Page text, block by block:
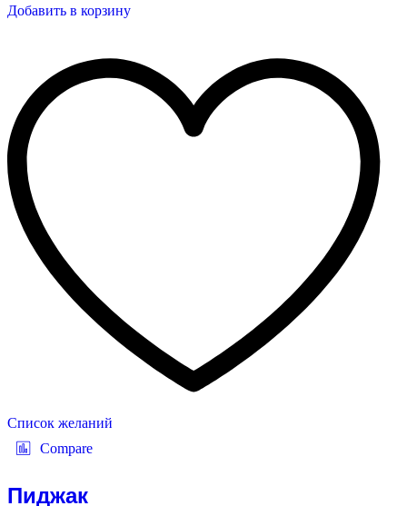
Добавить в корзину
Список желаний
Compare
Пиджак